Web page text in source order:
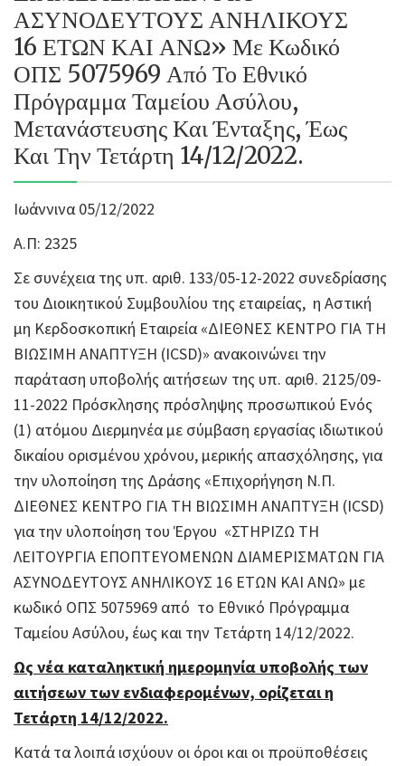
ΑΣΥΝΟΔΕΥΤΟΥΣ ΑΝΗΛΙΚΟΥΣ
16 ΕΤΩΝ ΚΑΙ ΑΝΩ» Με Κωδικό
ΟΠΣ 5075969 Από Το Εθνικό
Πρόγραμμα Ταμείου Ασύλου,
Μετανάστευσης Και Ένταξης, Έως
Και Την Τετάρτη 14/12/2022.
Ιωάννινα 05/12/2022
Α.Π: 2325
Σε συνέχεια της υπ. αριθ. 133/05-12-2022 συνεδρίασης
του Διοικητικού Συμβουλίου της εταιρείας, η Αστική
μη Κερδοσκοπική Εταιρεία «ΔΙΕΘΝΕΣ ΚΕΝΤΡΟ ΓΙΑ ΤΗ
ΒΙΩΣΙΜΗ ΑΝΑΠΤΥΞΗ (ICSD)» ανακοινώνει την
παράταση υποβολής αιτήσεων της υπ. αριθ. 2125/09-
11-2022 Πρόσκλησης πρόσληψης προσωπικού Ενός
(1) ατόμου Διερμηνέα με σύμβαση εργασίας ιδιωτικού
δικαίου ορισμένου χρόνου, μερικής απασχόλησης, για
την υλοποίηση της Δράσης «Επιχορήγηση Ν.Π.
ΔΙΕΘΝΕΣ ΚΕΝΤΡΟ ΓΙΑ ΤΗ ΒΙΩΣΙΜΗ ΑΝΑΠΤΥΞΗ (ICSD)
για την υλοποίηση του Έργου «ΣΤΗΡΙΖΩ ΤΗ
ΛΕΙΤΟΥΡΓΙΑ ΕΠΟΠΤΕΥΟΜΕΝΩΝ ΔΙΑΜΕΡΙΣΜΑΤΩΝ ΓΙΑ
ΑΣΥΝΟΔΕΥΤΟΥΣ ΑΝΗΛΙΚΟΥΣ 16 ΕΤΩΝ ΚΑΙ ΑΝΩ» με
κωδικό ΟΠΣ 5075969 από το Εθνικό Πρόγραμμα
Ταμείου Ασύλου, έως και την Τετάρτη 14/12/2022.
Ως νέα καταληκτική ημερομηνία υποβολής των
αιτήσεων των ενδιαφερομένων, ορίζεται η
Τετάρτη 14/12/2022.
Κατά τα λοιπά ισχύουν οι όροι και οι προϋποθέσεις